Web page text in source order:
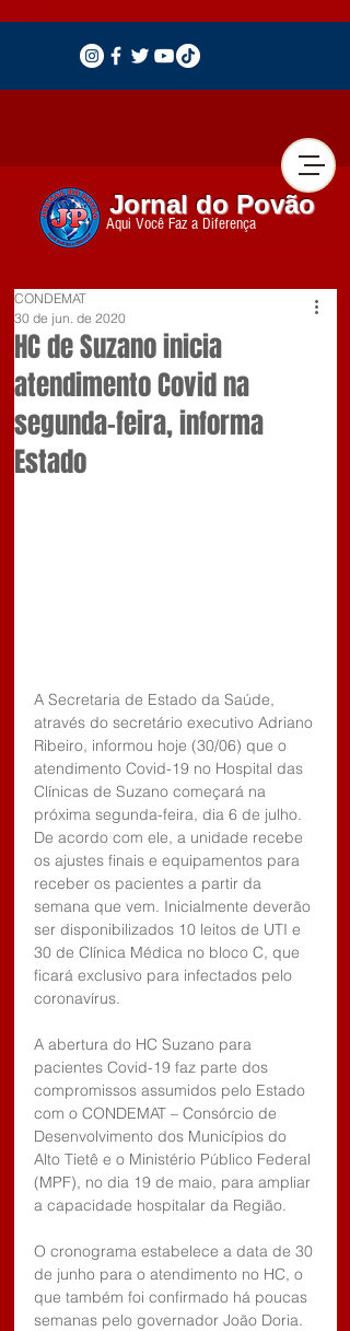
Jornal do Povão
Aqui Você Faz a Diferença
HC de Suzano inicia
atendimento Covid na
segunda-feira, informa
Estado
CONDEMAT
30 de jun. de 2020
A Secretaria de Estado da Saúde,
através do secretário executivo Adriano
Ribeiro, informou hoje (30/06) que o
atendimento Covid-19 no Hospital das
Clínicas de Suzano começará na
próxima segunda-feira, dia 6 de julho.
De acordo com ele, a unidade recebe
os ajustes finais e equipamentos para
receber os pacientes a partir da
semana que vem. Inicialmente deverão
ser disponibilizados 10 leitos de UTI e
30 de Clínica Médica no bloco C, que
ficará exclusivo para infectados pelo
coronavírus.
A abertura do HC Suzano para
pacientes Covid-19 faz parte dos
compromissos assumidos pelo Estado
com o CONDEMAT – Consórcio de
Desenvolvimento dos Municípios do
Alto Tietê e o Ministério Público Federal
(MPF), no dia 19 de maio, para ampliar
a capacidade hospitalar da Região.
O cronograma estabelece a data de 30
de junho para o atendimento no HC, o
que também foi confirmado há poucas
semanas pelo governador João Doria.